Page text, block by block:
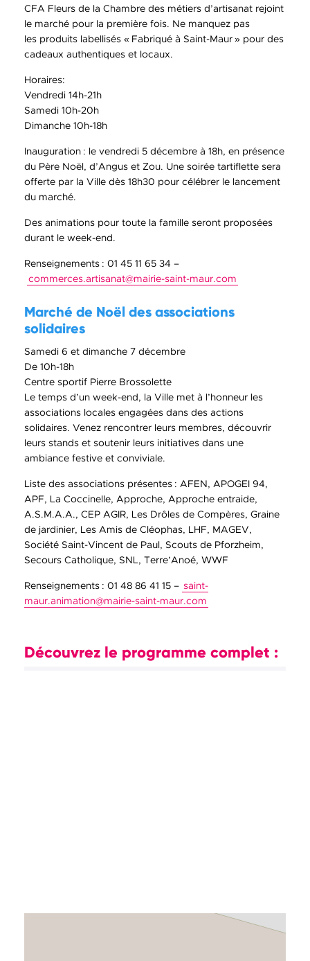
CFA Fleurs de la Chambre des métiers d’artisanat rejoint
le marché pour la première fois. Ne manquez pas
les produits labellisés « Fabriqué à Saint-Maur » pour des
cadeaux authentiques et locaux.
Horaires:
Vendredi 14h-21h
Samedi 10h-20h
Dimanche 10h-18h
Inauguration : le vendredi 5 décembre à 18h, en présence
du Père Noël, d’Angus et Zou. Une soirée tartiflette sera
offerte par la Ville dès 18h30 pour célébrer le lancement
du marché.
Des animations pour toute la famille seront proposées
durant le week-end.
Renseignements : 01 45 11 65 34 –
commerces.artisanat@mairie-saint-maur.com
Marché de Noël des associations
solidaires
Samedi 6 et dimanche 7 décembre
De 10h-18h
Centre sportif Pierre Brossolette
Le temps d’un week-end, la Ville met à l’honneur les
associations locales engagées dans des actions
solidaires. Venez rencontrer leurs membres, découvrir
leurs stands et soutenir leurs initiatives dans une
ambiance festive et conviviale.
Liste des associations présentes : AFEN, APOGEI 94,
APF, La Coccinelle, Approche, Approche entraide,
A.S.M.A.A., CEP AGIR, Les Drôles de Compères, Graine
de jardinier, Les Amis de Cléophas, LHF, MAGEV,
Société Saint-Vincent de Paul, Scouts de Pforzheim,
Secours Catholique, SNL, Terre’Anoé, WWF
Renseignements : 01 48 86 41 15 – saint-
maur.animation@mairie-saint-maur.com
Découvrez le programme complet :